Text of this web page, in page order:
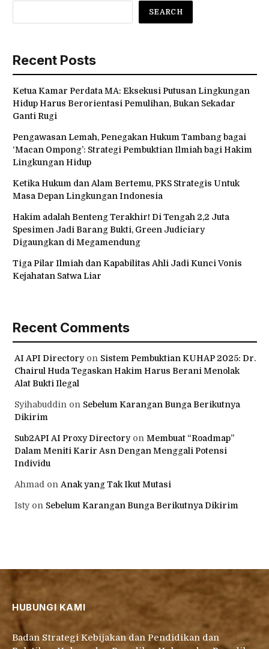
SEARCH
Recent Posts
Ketua Kamar Perdata MA: Eksekusi Putusan Lingkungan
Hidup Harus Berorientasi Pemulihan, Bukan Sekadar
Ganti Rugi
Pengawasan Lemah, Penegakan Hukum Tambang bagai
‘Macan Ompong’: Strategi Pembuktian Ilmiah bagi Hakim
Lingkungan Hidup
Ketika Hukum dan Alam Bertemu, PKS Strategis Untuk
Masa Depan Lingkungan Indonesia
Hakim adalah Benteng Terakhir! Di Tengah 2,2 Juta
Spesimen Jadi Barang Bukti, Green Judiciary
Digaungkan di Megamendung
Tiga Pilar Ilmiah dan Kapabilitas Ahli Jadi Kunci Vonis
Kejahatan Satwa Liar
Recent Comments
AI API Directoryon Sistem Pembuktian KUHAP 2025: Dr.
Chairul Huda Tegaskan Hakim Harus Berani Menolak
Alat Bukti Ilegal
Syihabuddin on Sebelum Karangan Bunga Berikutnya
Dikirim
Sub2API AI Proxy Directoryon Membuat “Roadmap”
Dalam Meniti Karir Asn Dengan Menggali Potensi
Individu
Ahmad on Anak yang Tak Ikut Mutasi
Istyon Sebelum Karangan Bunga Berikutnya Dikirim
HUBUNGI KAMI
Badan Strategi Kebijakan dan Pendidikan dan